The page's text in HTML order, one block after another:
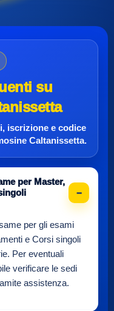
su
iscrizione e codice
Caltanissetta.
per Master,
per gli esami
e Corsi singoli
Per eventuali
verificare le sedi
assistenza.